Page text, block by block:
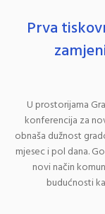
Prva
U prostorijama
konferencija za
obnaša dužnost
mjesec i pol dana.
novi način
budućnosti